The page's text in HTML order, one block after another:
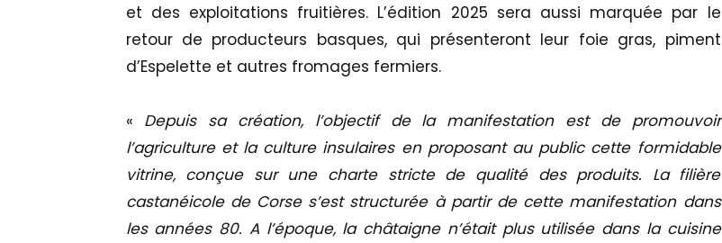
et des exploitations fruitières. L’édition 2025 sera aussi marquée par le
retour de producteurs basques, qui présenteront leur foie gras, piment
d’Espelette et autres fromages fermiers.
« Depuis sa création, l’objectif de la manifestation est de promouvoir
l’agriculture et la culture insulaires en proposant au public cette formidable
vitrine, conçue sur une charte stricte de qualité des produits. La filière
castanéicole de Corse s’est structurée à partir de cette manifestation dans
les années 80. A l’époque, la châtaigne n’était plus utilisée dans la cuisine